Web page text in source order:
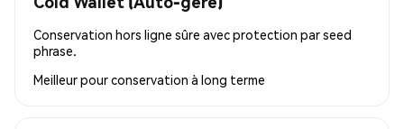
Conservation hors ligne sûre avec protection par seed
phrase.
Meilleur pourconservation à long terme